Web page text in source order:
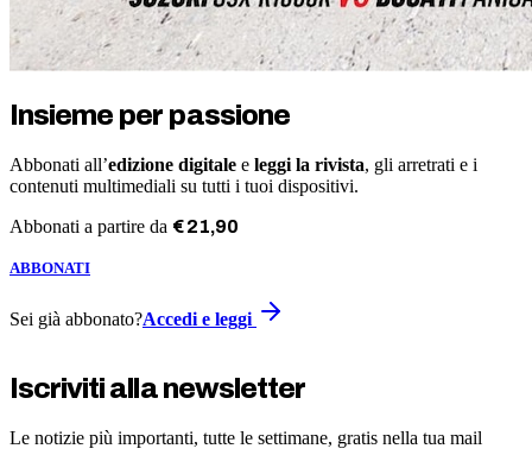
Insieme per passione
Abbonati all’edizione digitale e leggi la rivista, gli arretrati e i
contenuti multimediali su tutti i tuoi dispositivi.
Abbonati a partire da €21,90
ABBONATI
Sei già abbonato?Accedi e leggi
Iscriviti alla newsletter
Le notizie più importanti, tutte le settimane, gratis nella tua mail